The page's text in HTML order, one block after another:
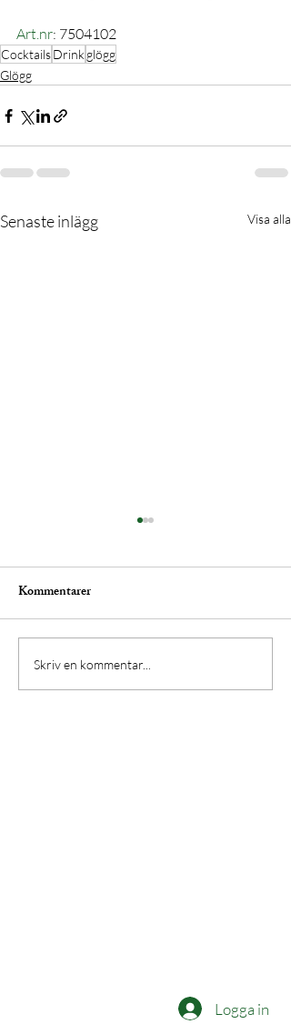
Art.nr: 7504102
CocktailsDrink glögg
Glögg
Senaste inlägg Visa alla
Glögg Warmer♨️
Kommentarer
Skriv en kommentar...
Logga in